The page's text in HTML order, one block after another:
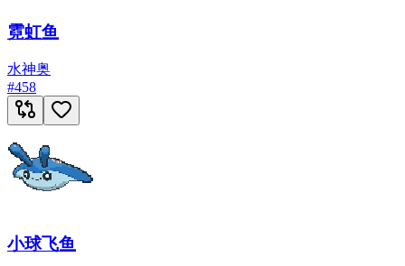
霓虹鱼
水神奥
#458
小球飞鱼